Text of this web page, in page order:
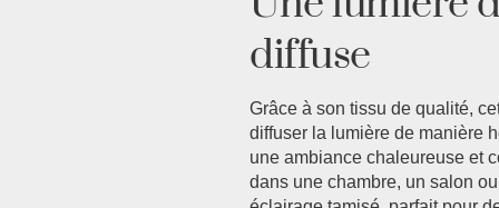
diffuse
Grâce à son tissu de qualité,
diffuser la lumière de manière
une ambiance chaleureuse et
dans une chambre, un salon